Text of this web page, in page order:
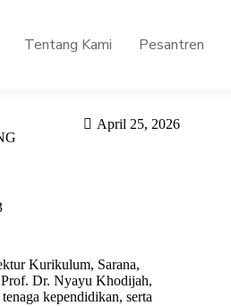
Tentang Kami Pesantren
April 25, 2026
Kurikulum, Sarana,
Dr. Nyayu Khodijah,
kependidikan, serta